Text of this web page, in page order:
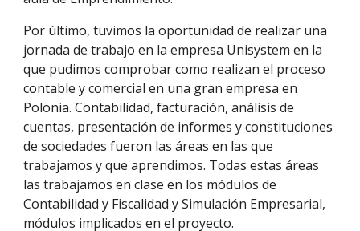
Por último, tuvimos la oportunidad de realizar una
jornada de trabajo en la empresa Unisystem en la
que pudimos comprobar como realizan el proceso
contable y comercial en una gran empresa en
Polonia. Contabilidad, facturación, análisis de
cuentas, presentación de informes y constituciones
de sociedades fueron las áreas en las que
trabajamos y que aprendimos. Todas estas áreas
las trabajamos en clase en los módulos de
Contabilidad y Fiscalidad y Simulación Empresarial,
módulos implicados en el proyecto.